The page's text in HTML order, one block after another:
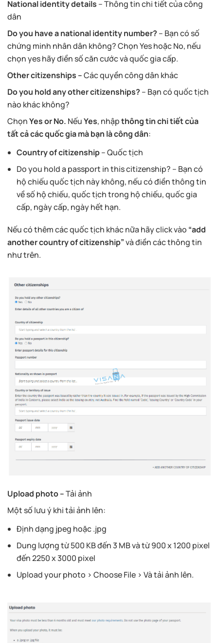
National identity details – Thông tin chi tiết của công
dân
Do you have a national identity number? – Bạn có số
chứng minh nhân dân không? Chọn Yes hoặc No, nếu
chọn yes hãy điền số căn cước và quốc gia cấp.
Other citizenships –Các quyền công dân khác
Do you hold any other citizenships? – Bạn có quốc tịch
nào khác không?
ChọnYes or No. NếuYes, nhậpthông tin chi tiết của
tất cả các quốc gia mà bạn là công dân:
Country of citizenship– Quốc tịch
Do you hold a passport in this citizenship? – Bạn có
hộ chiếu quốc tịch này không, nếu có điền thông tin
về số hộ chiếu, quốc tịch trong hộ chiếu, quốc gia
cấp, ngày cấp, ngày hết hạn.
Nếu có thêm các quốc tịch khác nữa hãy click vào “add
another country of citizenship”và điền các thông tin
như trên.
Upload photo –Tải ảnh
Một số lưu ý khi tải ảnh lên:
Định dạng jpeg hoặc .jpg
Dung lượng từ 500 KB đến 3 MB và từ 900 x 1200 pixel
đến 2250 x 3000 pixel
Upload your photo > Choose File > Và tải ảnh lên.